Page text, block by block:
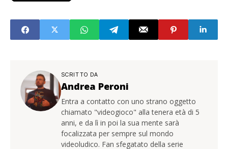
SCRITTO DA
Andrea Peroni
Entra a contatto con uno strano oggetto
chiamato "videogioco" alla tenera età di 5
anni, e da lì in poi la sua mente sarà
focalizzata per sempre sul mondo
videoludico. Fan sfegatato della serie